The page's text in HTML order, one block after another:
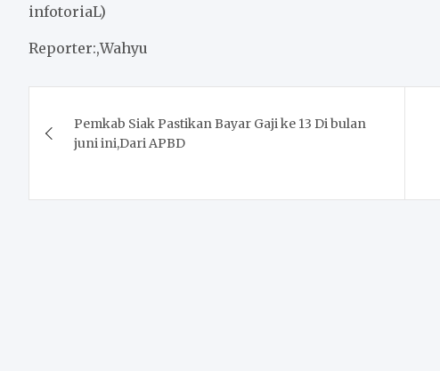
infotoriaL)
Reporter:,Wahyu
navigation
Pemkab Siak Pastikan Bayar Gaji ke 13 Di bulan
juni ini,Dari APBD